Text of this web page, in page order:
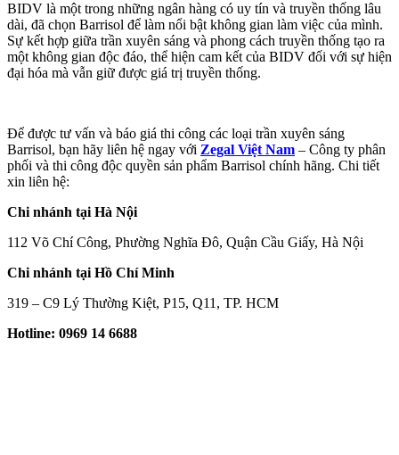
BIDV là một trong những ngân hàng có uy tín và truyền thống lâu
dài, đã chọn Barrisol để làm nổi bật không gian làm việc của mình.
Sự kết hợp giữa trần xuyên sáng và phong cách truyền thống tạo ra
một không gian độc đáo, thể hiện cam kết của BIDV đối với sự hiện
đại hóa mà vẫn giữ được giá trị truyền thống.
Để được tư vấn và báo giá thi công các loại trần xuyên sáng
Barrisol, bạn hãy liên hệ ngay với Zegal Việt Nam – Công ty phân
phối và thi công độc quyền sản phẩm Barrisol chính hãng. Chi tiết
xin liên hệ:
Chi nhánh tại Hà Nội
112 Võ Chí Công, Phường Nghĩa Đô, Quận Cầu Giấy, Hà Nội
Chi nhánh tại Hồ Chí Minh
319 – C9 Lý Thường Kiệt, P15, Q11, TP. HCM
Hotline: 0969 14 6688